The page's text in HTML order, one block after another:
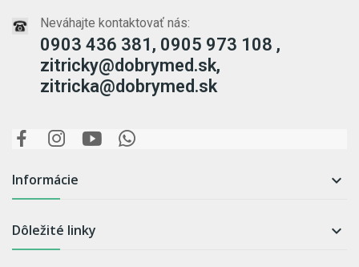
Neváhajte kontaktovať nás:
0903 436 381, 0905 973 108 ,
zitricky@dobrymed.sk,
zitricka@dobrymed.sk
Informácie 
Dôležité linky 